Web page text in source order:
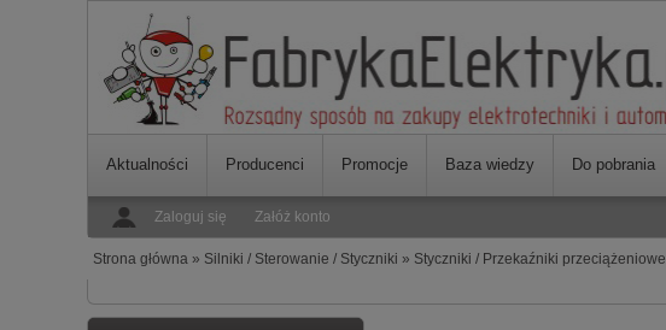
Aktualności Producenci Promocje Baza wiedzy Do pobrania
Zaloguj się Załóż konto
Strona główna » Silniki / Sterowanie / Styczniki » Styczniki / Przekaźniki przeciążeniowe